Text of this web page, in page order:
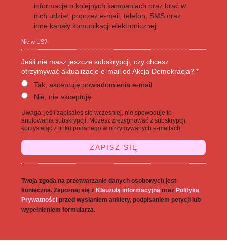
informacje o kolejnych kampaniach oraz brać w
nich udział, poprzez e-mail, telefon, SMS oraz
inne kanały komunikacji elektronicznej.
Nie wUS?
Jeśli nie masz jeszcze subskrypcji, czy chcesz
otrzymywać aktualizacje e-mail od Akcja Demokracja? *
Tak, akceptuję powiadomienia e-mail
Nie, nie akceptuję
Uwaga: jeśli zapisałeś się wcześniej, nie spowoduje to
anulowania subskrypcji. Możesz zrezygnować z subskrypcji,
korzystając z linku podanego w otrzymywanych e-mailach.
Twoja zgoda na przetwarzanie danych osobowych jest
konieczna. Zapoznaj się z Klauzulą informacyjną oraz Polityką
Prywatności przed wysłaniem ankiety, podpisaniem petycji lub
wypełnieniem formularza.